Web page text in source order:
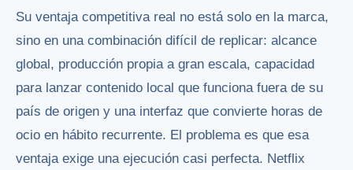
Su ventaja competitiva real no está solo en la marca,
sino en una combinación difícil de replicar: alcance
global, producción propia a gran escala, capacidad
para lanzar contenido local que funciona fuera de su
país de origen y una interfaz que convierte horas de
ocio en hábito recurrente. El problema es que esa
ventaja exige una ejecución casi perfecta. Netflix